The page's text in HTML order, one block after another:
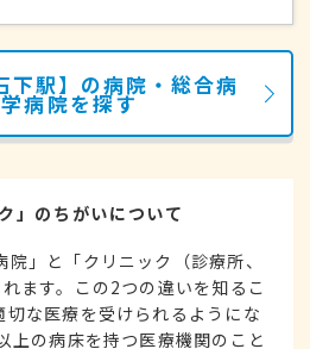
下駅】の病院・総合病
病院を探す
」のちがいについて
」と「クリニック（診療所、
ます。この2つの違いを知るこ
切な医療を受けられるようにな
上の病床を持つ医療機関のこと